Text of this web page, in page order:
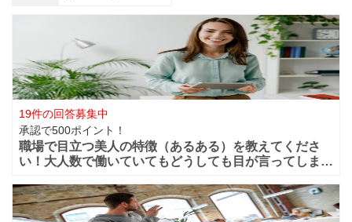
19件の回答募集中
承認で500ポイント！
職場で目立つ美人の特徴（あるある）を教えてくださ
い！大人数で働いていてもどうしても目が言ってしまう
ってしまうような美人は職場ではどの様な行動や特徴が
あるのでしょうか？ファッションセンスが良い